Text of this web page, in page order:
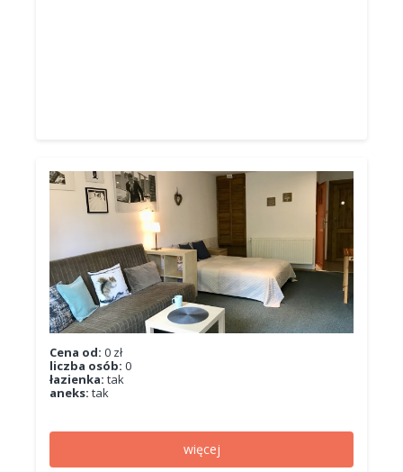
Cena od: 0 zł
liczba osób: 0
łazienka: tak
aneks: tak
więcej